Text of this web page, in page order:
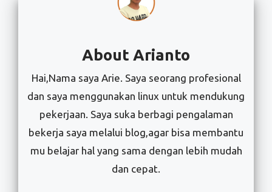
About Arianto
Hai,Nama saya Arie. Saya seorang profesional
dan saya menggunakan linux untuk mendukung
pekerjaan. Saya suka berbagi pengalaman
bekerja saya melalui blog,agar bisa membantu
mu belajar hal yang sama dengan lebih mudah
dan cepat.